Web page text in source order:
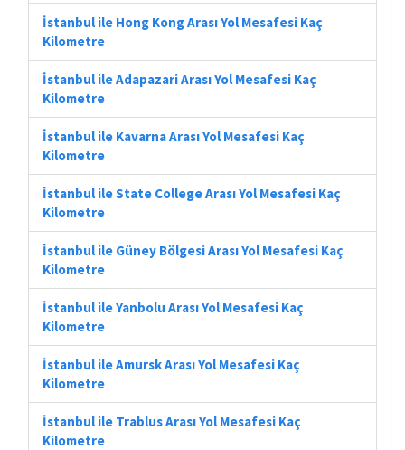
İstanbul ile Hong Kong Arası Yol Mesafesi Kaç
Kilometre
İstanbul ile Adapazari Arası Yol Mesafesi Kaç
Kilometre
İstanbul ile Kavarna Arası Yol Mesafesi Kaç
Kilometre
İstanbul ile State College Arası Yol Mesafesi Kaç
Kilometre
İstanbul ile Güney Bölgesi Arası Yol Mesafesi Kaç
Kilometre
İstanbul ile Yanbolu Arası Yol Mesafesi Kaç
Kilometre
İstanbul ile Amursk Arası Yol Mesafesi Kaç
Kilometre
İstanbul ile Trablus Arası Yol Mesafesi Kaç
Kilometre